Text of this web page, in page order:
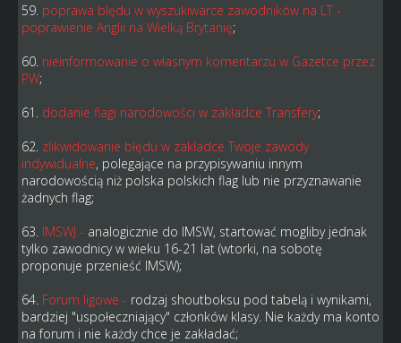
59. poprawa błędu w wyszukiwarce zawodników na LT -
poprawienie Anglii na Wielką Brytanię;
60. nieinformowanie o własnym komentarzu w Gazetce przez
PW;
61. dodanie flagi narodowości w zakładce Transfery;
62. zlikwidowanie błędu w zakładce Twoje zawody
indywidualne, polegające na przypisywaniu innym
narodowością niż polska polskich flag lub nie przyznawanie
żadnych flag;
63. IMSWJ - analogicznie do IMSW, startować mogliby jednak
tylko zawodnicy w wieku 16-21 lat (wtorki, na sobotę
proponuje przenieść IMSW);
64. Forum ligowe - rodzaj shoutboksu pod tabelą i wynikami,
bardziej "uspołeczniający" członków klasy. Nie każdy ma konto
na forum i nie każdy chce je zakładać;